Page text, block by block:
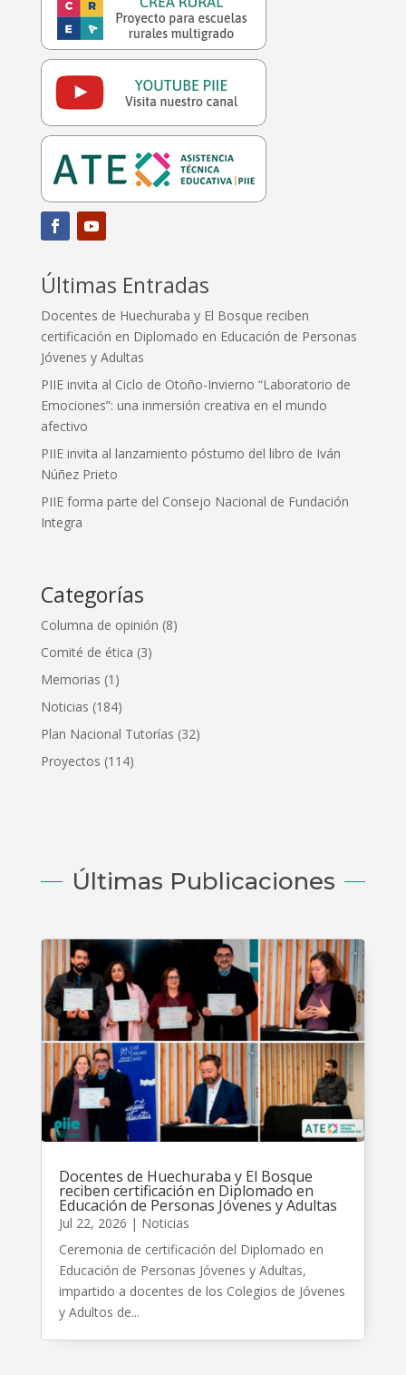
Últimas Entradas
Docentes de Huechuraba y El Bosque reciben
certificación en Diplomado en Educación de Personas
Jóvenes y Adultas
PIIE invita al Ciclo de Otoño-Invierno “Laboratorio de
Emociones”: una inmersión creativa en el mundo
afectivo
PIIE invita al lanzamiento póstumo del libro de Iván
Núñez Prieto
PIIE forma parte del Consejo Nacional de Fundación
Integra
Categorías
Columna de opinión (8)
Comité de ética (3)
Memorias (1)
Noticias (184)
Plan Nacional Tutorías (32)
Proyectos (114)
Últimas Publicaciones
Docentes de Huechuraba y El Bosque
reciben certificación en Diplomado en
Educación de Personas Jóvenes y Adultas
Jul 22, 2026 | Noticias
Ceremonia de certificación del Diplomado en
Educación de Personas Jóvenes y Adultas,
impartido a docentes de los Colegios de Jóvenes
y Adultos de...